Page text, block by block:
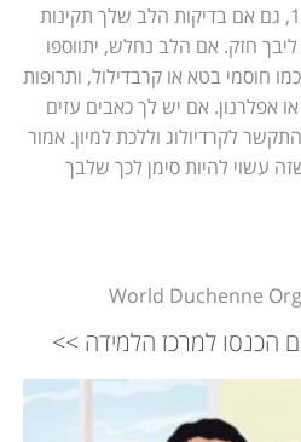
בטיפולים אלה לפחות מגיל 10, גם אם בדיקות הלב שלך תקינות
חזק. אם הלב נחלש, יתווספו
חוסמי בטא או קרבדילול, ותרופות
או אפלרנון. אם יש לך כאבים עזים
לקרדיולוג וללכת למיון. אמור
עשוי להיות סימן לכך שלבך
הכנסו למרכז הלמידה >>